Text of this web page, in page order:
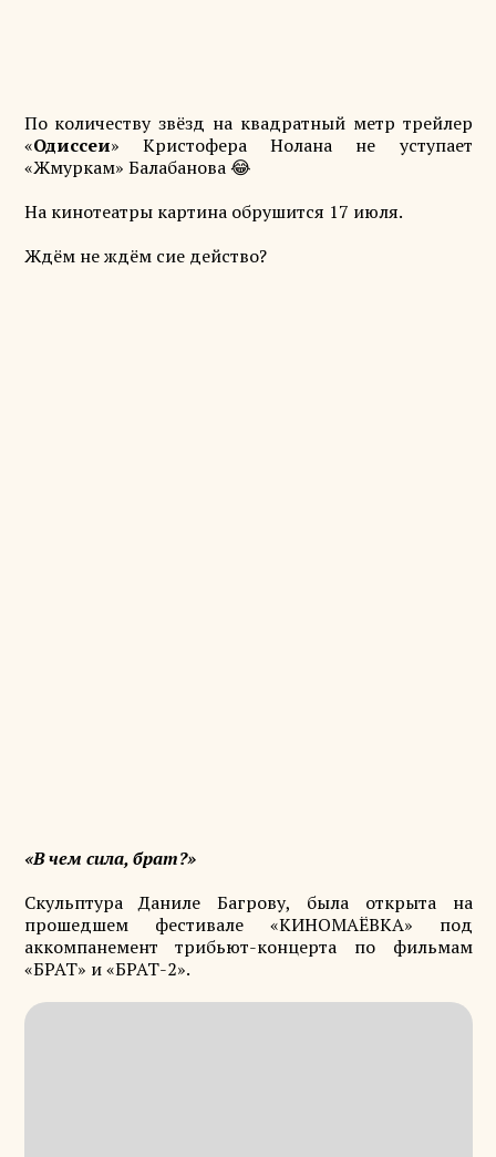
По количеству звёзд на квадратный метр трейлер
«Одиссеи» Кристофера Нолана не уступает
«Жмуркам» Балабанова 😂
На кинотеатры картина обрушится 17 июля.
Ждём не ждём сие действо?
«В чем сила, брат?»
Скульптура Даниле Багрову, была открыта на
прошедшем фестивале «КИНОМАЁВКА» под
аккомпанемент трибьют-концерта по фильмам
«БРАТ» и «БРАТ-2».